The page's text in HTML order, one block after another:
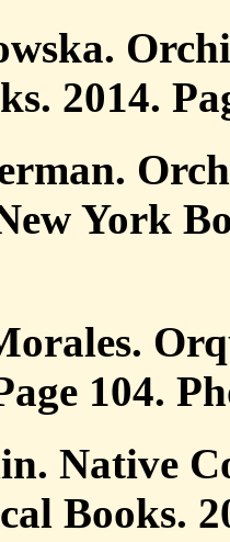
2014.
York
104.
Native
Books.